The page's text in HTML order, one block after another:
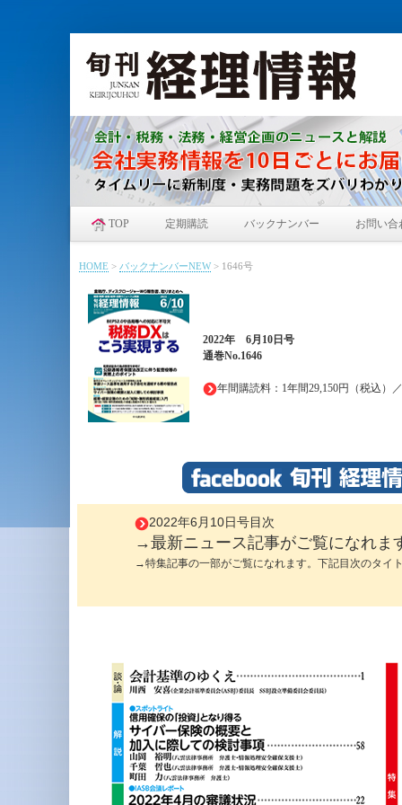
TOP 定期購読 バックナンバー お問い合
HOME > バックナンバーNEW> 1646号
2022年 6月10日 号
通巻No.1646
年間購読料：1年間29,150円（税込）
2022年6月10日号目次
→最新ニュース記事がご覧になれま
→特集記事の一部がご覧になれます。下記目次のタイ